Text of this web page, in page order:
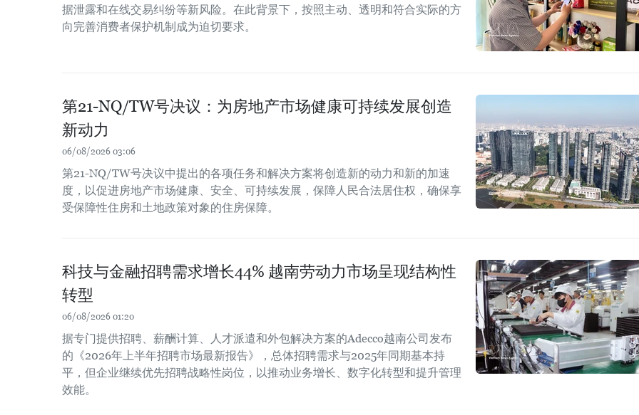
据泄露和在线交易纠纷等新风险。在此背景下，按照主动、透明和符合实际的方
向完善消费者保护机制成为迫切要求。
第21-NQ/TW号决议：为房地产市场健康可持续发展创造
新动力
06/08/2026 03:06
第21-NQ/TW号决议中提出的各项任务和解决方案将创造新的动力和新的加速
度，以促进房地产市场健康、安全、可持续发展，保障人民合法居住权，确保享
受保障性住房和土地政策对象的住房保障。
科技与金融招聘需求增长44% 越南劳动力市场呈现结构性
转型
06/08/2026 01:20
据专门提供招聘、薪酬计算、人才派遣和外包解决方案的Adecco越南公司发布
的《2026年上半年招聘市场最新报告》，总体招聘需求与2025年同期基本持
平，但企业继续优先招聘战略性岗位，以推动业务增长、数字化转型和提升管理
效能。